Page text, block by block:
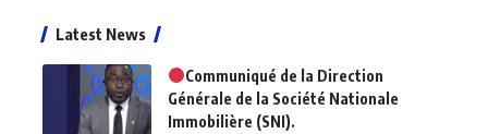
Latest News
Communiqué de la Direction
Générale de la Société Nationale
Immobilière (SNI).